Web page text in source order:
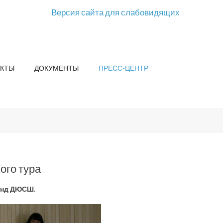
Версия сайта для слабовидящих
ДОКУМЕНТЫ ПРЕСС-ЦЕНТР
тура
ДЮСШ.